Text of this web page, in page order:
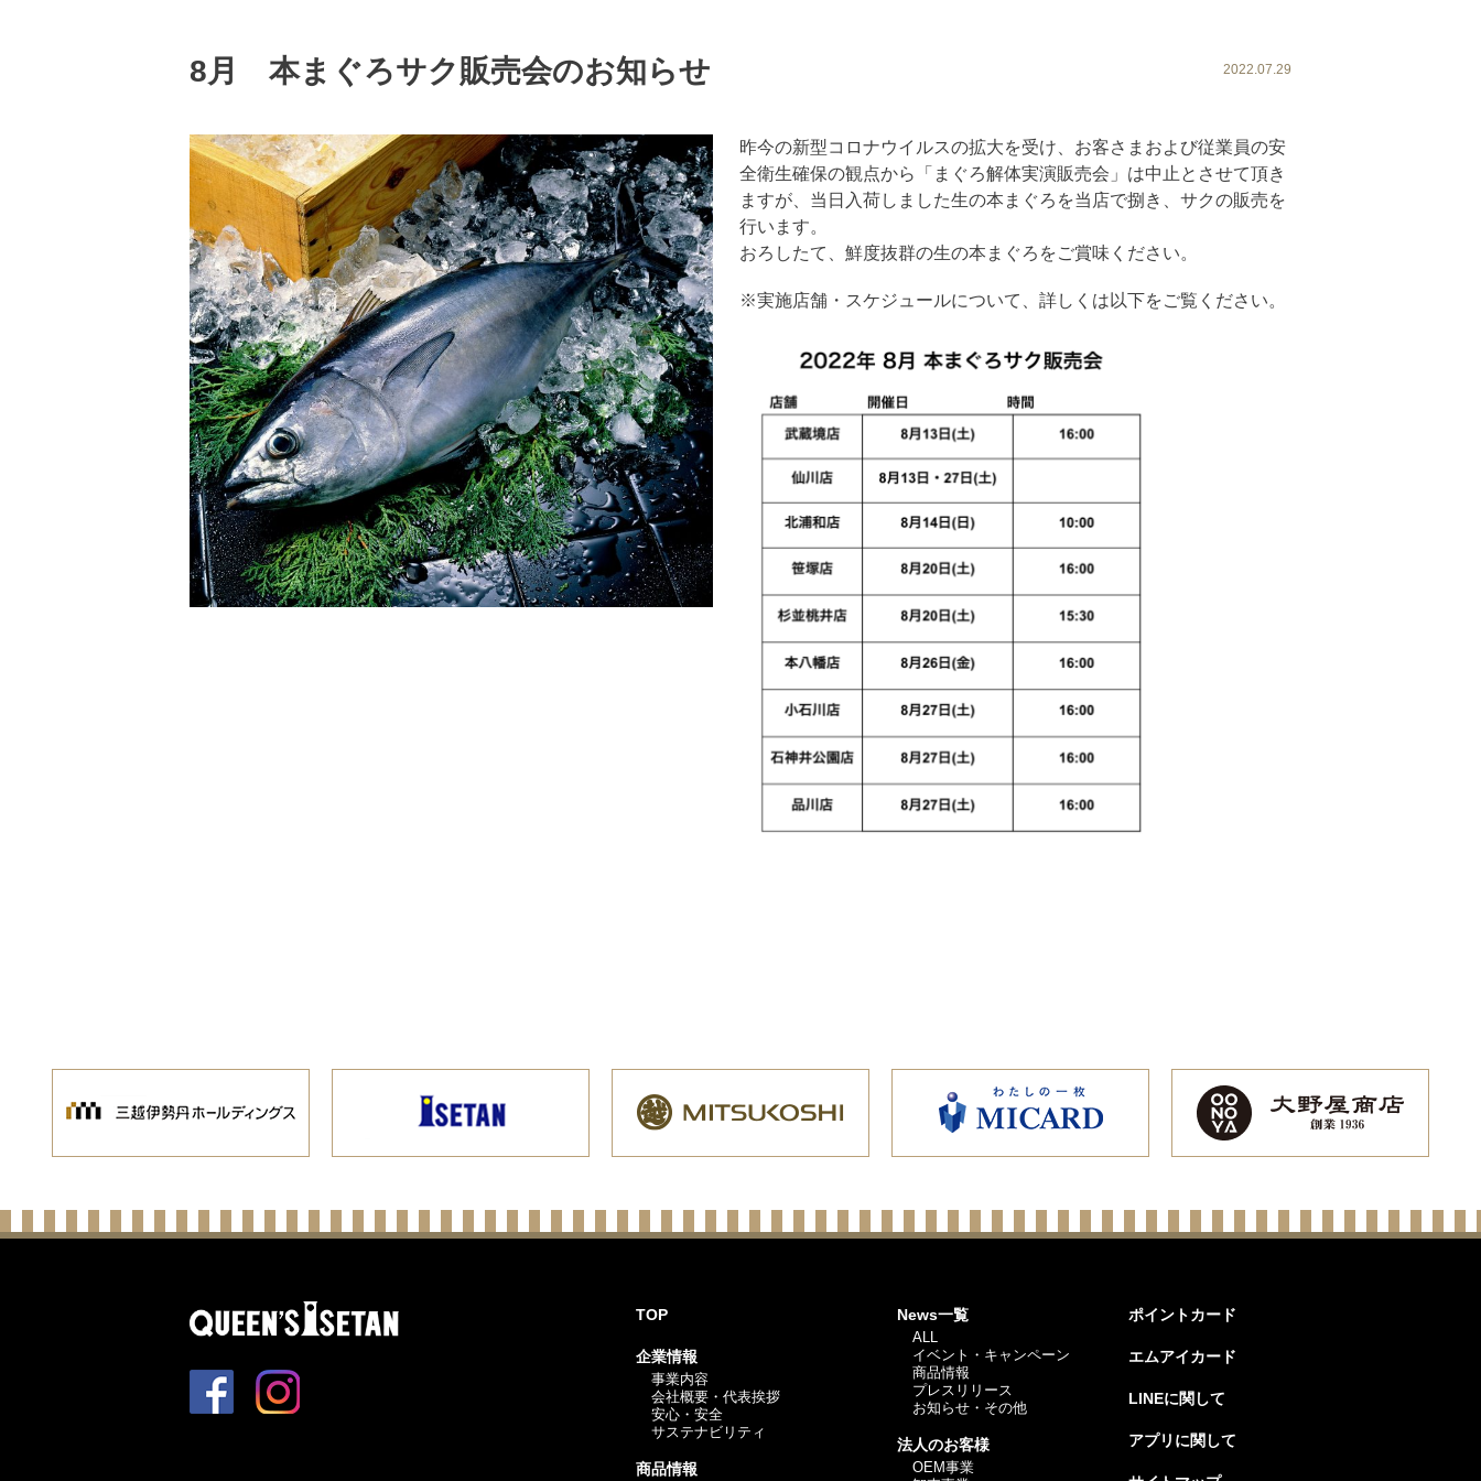
8月 本まぐろサク販売会のお知らせ 2022.07.29
昨今の新型コロナウイルスの拡大を受け、お客さまおよび従業員の安
全衛生確保の観点から「まぐろ解体実演販売会」は中止とさせて頂き
ますが、当日入荷しました生の本まぐろを当店で捌き、サクの販売を
行います。
おろしたて、鮮度抜群の生の本まぐろをご賞味ください。
※実施店舗・スケジュールについて、詳しくは以下をご覧ください。
TOP
企業情報
事業内容
会社概要・代表挨拶
安心・安全
サステナビリティ
商品情報
News一覧
ALL
イベント・キャンペーン
商品情報
プレスリリース
お知らせ・その他
法人のお客様
OEM事業
ポイントカード
エムアイカード
LINEに関して
アプリに関して